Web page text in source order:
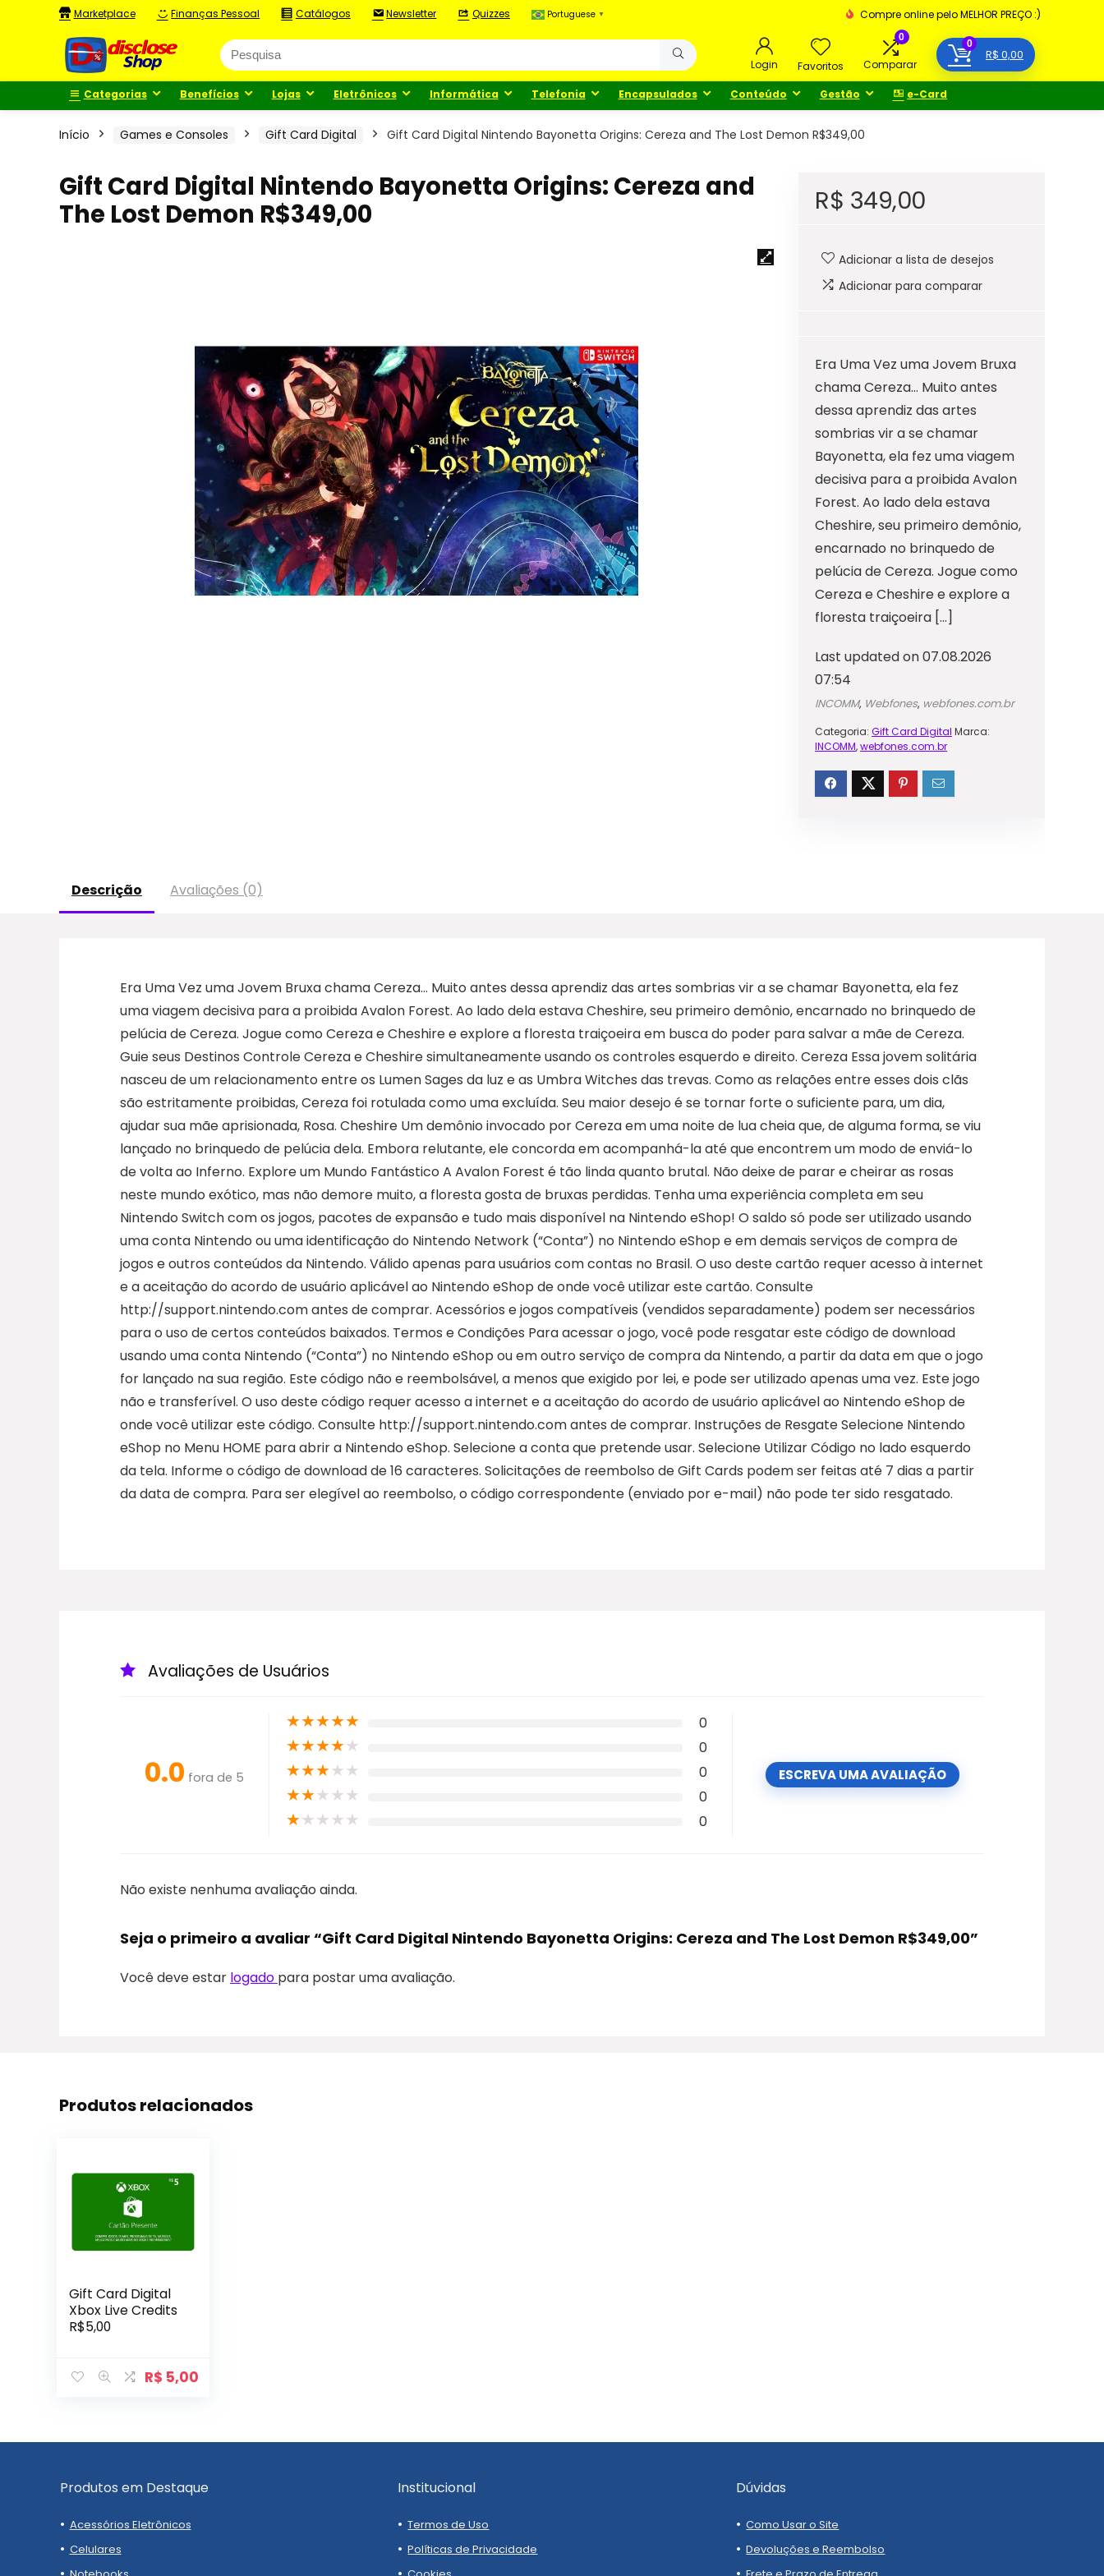
Marketplace Finanças Pessoal Catálogos Newsletter Quizzes Portuguese ▼ Compre online pelo MELHOR PREÇO :)
Login Favoritos
0
Comparar
0
R$ 0,00
Categorias Benefícios Lojas Eletrônicos Informática Telefonia Encapsulados Conteúdo Gestão e-Card
Início Games e Consoles Gift Card Digital Gift Card Digital Nintendo Bayonetta Origins: Cereza and The Lost Demon R$349,00
Gift Card Digital Nintendo Bayonetta Origins: Cereza and
The Lost Demon R$349,00
R$ 349,00
Adicionar a lista de desejos
Adicionar para comparar
Era Uma Vez uma Jovem Bruxa
chama Cereza… Muito antes
dessa aprendiz das artes
sombrias vir a se chamar
Bayonetta, ela fez uma viagem
decisiva para a proibida Avalon
Forest. Ao lado dela estava
Cheshire, seu primeiro demônio,
encarnado no brinquedo de
pelúcia de Cereza. Jogue como
Cereza e Cheshire e explore a
floresta traiçoeira […]
Last updated on 07.08.2026
07:54
INCOMM, Webfones, webfones.com.br
Categoria: Gift Card Digital Marca:
INCOMM,webfones.com.br
Descrição Avaliações (0)
Era Uma Vez uma Jovem Bruxa chama Cereza… Muito antes dessa aprendiz das artes sombrias vir a se chamar Bayonetta, ela fez
uma viagem decisiva para a proibida Avalon Forest. Ao lado dela estava Cheshire, seu primeiro demônio, encarnado no brinquedo de
pelúcia de Cereza. Jogue como Cereza e Cheshire e explore a floresta traiçoeira em busca do poder para salvar a mãe de Cereza.
Guie seus Destinos Controle Cereza e Cheshire simultaneamente usando os controles esquerdo e direito. Cereza Essa jovem solitária
nasceu de um relacionamento entre os Lumen Sages da luz e as Umbra Witches das trevas. Como as relações entre esses dois clãs
são estritamente proibidas, Cereza foi rotulada como uma excluída. Seu maior desejo é se tornar forte o suficiente para, um dia,
ajudar sua mãe aprisionada, Rosa. Cheshire Um demônio invocado por Cereza em uma noite de lua cheia que, de alguma forma, se viu
lançado no brinquedo de pelúcia dela. Embora relutante, ele concorda em acompanhá-la até que encontrem um modo de enviá-lo
de volta ao Inferno. Explore um Mundo Fantástico A Avalon Forest é tão linda quanto brutal. Não deixe de parar e cheirar as rosas
neste mundo exótico, mas não demore muito, a floresta gosta de bruxas perdidas. Tenha uma experiência completa em seu
Nintendo Switch com os jogos, pacotes de expansão e tudo mais disponível na Nintendo eShop! O saldo só pode ser utilizado usando
uma conta Nintendo ou uma identificação do Nintendo Network (“Conta”) no Nintendo eShop e em demais serviços de compra de
jogos e outros conteúdos da Nintendo. Válido apenas para usuários com contas no Brasil. O uso deste cartão requer acesso à internet
e a aceitação do acordo de usuário aplicável ao Nintendo eShop de onde você utilizar este cartão. Consulte
http://support.nintendo.com antes de comprar. Acessórios e jogos compatíveis (vendidos separadamente) podem ser necessários
para o uso de certos conteúdos baixados. Termos e Condições Para acessar o jogo, você pode resgatar este código de download
usando uma conta Nintendo (“Conta”) no Nintendo eShop ou em outro serviço de compra da Nintendo, a partir da data em que o jogo
for lançado na sua região. Este código não e reembolsável, a menos que exigido por lei, e pode ser utilizado apenas uma vez. Este jogo
não e transferível. O uso deste código requer acesso a internet e a aceitação do acordo de usuário aplicável ao Nintendo eShop de
onde você utilizar este código. Consulte http://support.nintendo.com antes de comprar. Instruções de Resgate Selecione Nintendo
eShop no Menu HOME para abrir a Nintendo eShop. Selecione a conta que pretende usar. Selecione Utilizar Código no lado esquerdo
da tela. Informe o código de download de 16 caracteres. Solicitações de reembolso de Gift Cards podem ser feitas até 7 dias a partir
da data de compra. Para ser elegível ao reembolso, o código correspondente (enviado por e-mail) não pode ter sido resgatado.
Avaliações de Usuários
0.0 fora de 5
★★★★★ 0
★★★★★ 0
★★★★★ 0
★★★★★ 0
★★★★★ 0
ESCREVA UMA AVALIAÇÃO
Não existe nenhuma avaliação ainda.
Seja o primeiro a avaliar “Gift Card Digital Nintendo Bayonetta Origins: Cereza and The Lost Demon R$349,00”
Você deve estar logado para postar uma avaliação.
Produtos relacionados
Gift Card Digital
Xbox Live Credits
R$5,00
R$ 5,00
Produtos em Destaque
Acessórios Eletrônicos
Celulares
Institucional
Termos de Uso
Políticas de Privacidade
Dúvidas
Como Usar o Site
Devoluções e Reembolso